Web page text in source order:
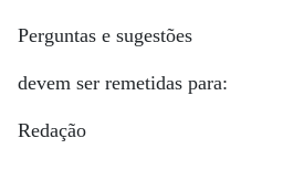
Perguntas e sugestões
devem ser remetidas para:
Redação